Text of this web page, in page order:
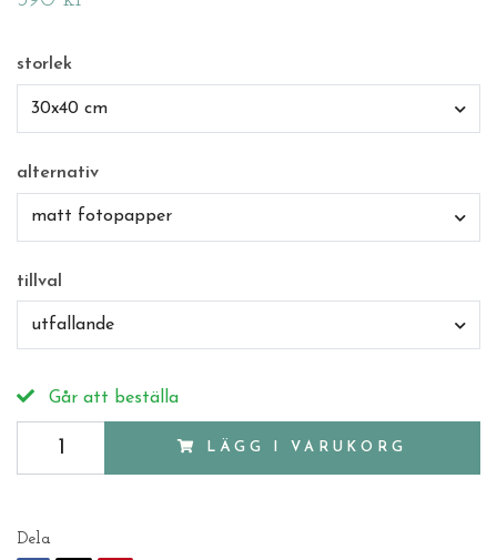
storlek
30x40 cm
alternativ
matt fotopapper
tillval
utfallande
Går att beställa
LÄGG I VARUKORG
Dela